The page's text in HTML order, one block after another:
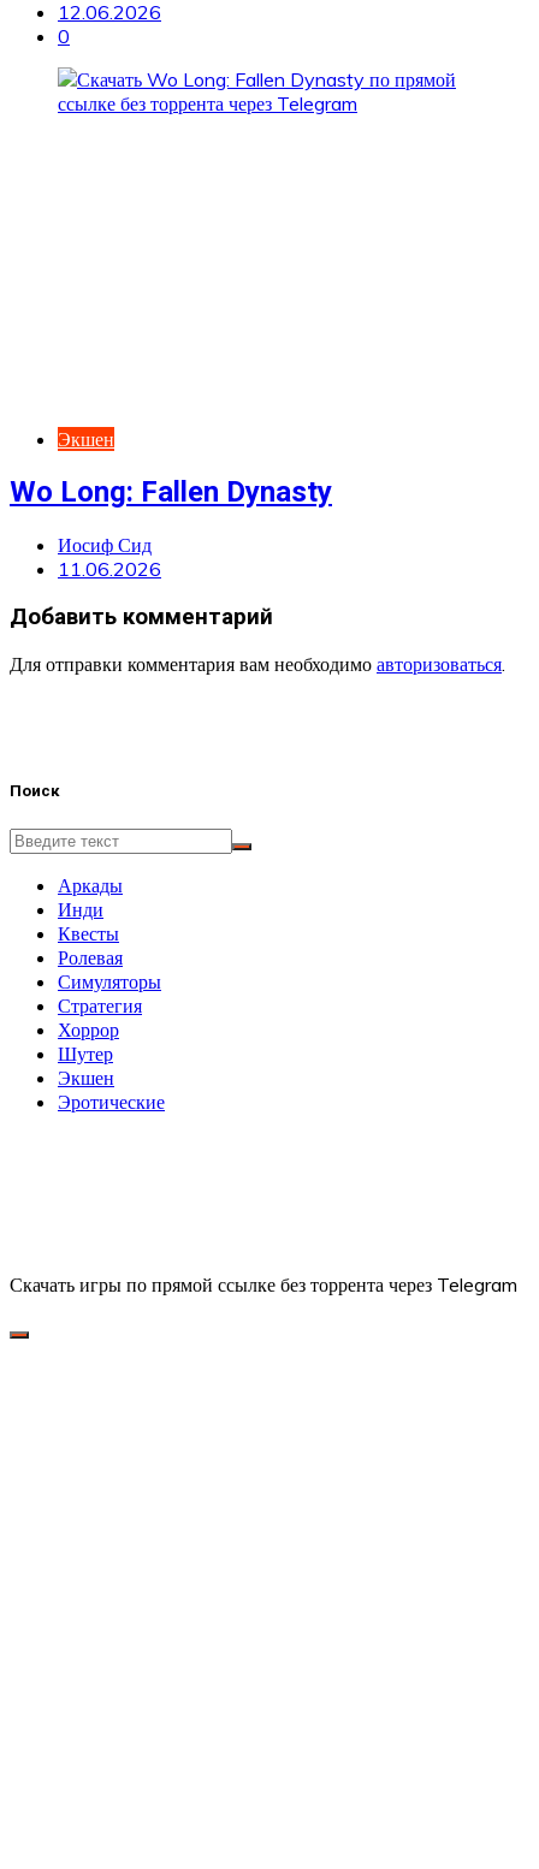
12.06.2026
0
Экшен
Wo Long: Fallen Dynasty
Иосиф Сид
11.06.2026
Добавить комментарий
Для отправки комментария вам необходимо авторизоваться.
Поиск
Аркады
Инди
Квесты
Ролевая
Симуляторы
Стратегия
Хоррор
Шутер
Экшен
Эротические
Скачать игры по прямой ссылке без торрента через Telegram